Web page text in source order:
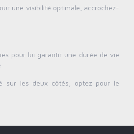
une visibilité optimale, accrochez-
pour lui garantir une durée de vie
sur les deux côtés, optez pour le